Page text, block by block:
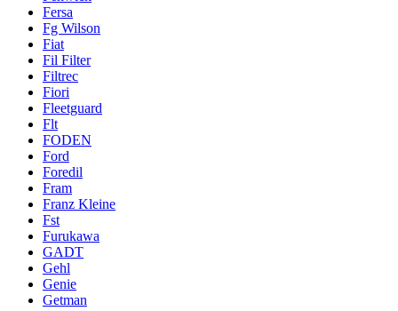
Fersa
Fg Wilson
Fiat
Fil Filter
Filtrec
Fiori
Fleetguard
Flt
FODEN
Ford
Foredil
Fram
Franz Kleine
Fst
Furukawa
GADT
Gehl
Genie
Getman